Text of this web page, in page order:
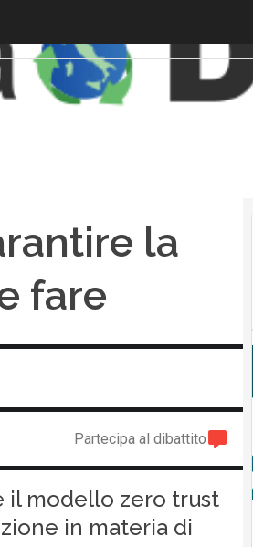
la
fare
Partecipa al dibattito
il modello zero trust
in materia di